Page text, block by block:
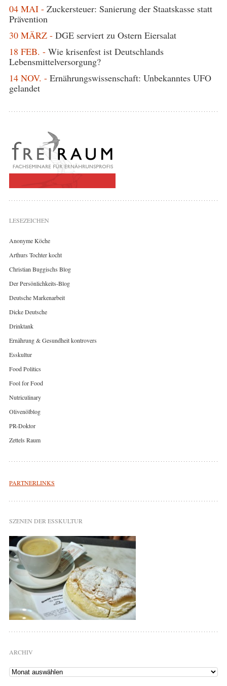
04 MAI - Zuckersteuer: Sanierung der Staatskasse statt
Prävention
30 MÄRZ - DGE serviert zu Ostern Eiersalat
18 FEB. - Wie krisenfest ist Deutschlands
Lebensmittelversorgung?
14 NOV. - Ernährungswissenschaft: Unbekanntes UFO
gelandet
LESEZEICHEN
Anonyme Köche
Arthurs Tochter kocht
Christian Buggischs Blog
Der Persönlichkeits-Blog
Deutsche Markenarbeit
Dicke Deutsche
Drinktank
Ernährung & Gesundheit kontrovers
Esskultur
Food Politics
Fool for Food
Nutriculinary
Olivenölblog
PR-Doktor
Zettels Raum
PARTNERLINKS
SZENEN DER ESSKULTUR
ARCHIV
Archiv